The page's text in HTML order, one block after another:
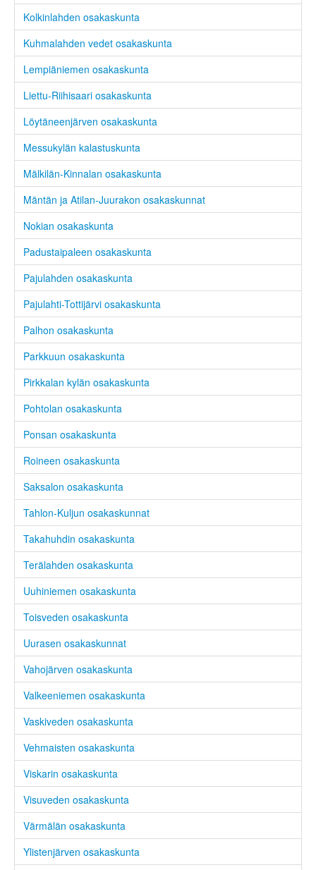
Kolkinlahden osakaskunta
Kuhmalahden vedet osakaskunta
Lempiäniemen osakaskunta
Liettu-Riihisaari osakaskunta
Löytäneenjärven osakaskunta
Messukylän kalastuskunta
Mälkilän-Kinnalan osakaskunta
Mäntän ja Atilan-Juurakon osakaskunnat
Nokian osakaskunta
Padustaipaleen osakaskunta
Pajulahden osakaskunta
Pajulahti-Tottijärvi osakaskunta
Palhon osakaskunta
Parkkuun osakaskunta
Pirkkalan kylän osakaskunta
Pohtolan osakaskunta
Ponsan osakaskunta
Roineen osakaskunta
Saksalon osakaskunta
Tahlon-Kuljun osakaskunnat
Takahuhdin osakaskunta
Terälahden osakaskunta
Uuhiniemen osakaskunta
Toisveden osakaskunta
Uurasen osakaskunnat
Vahojärven osakaskunta
Valkeeniemen osakaskunta
Vaskiveden osakaskunta
Vehmaisten osakaskunta
Viskarin osakaskunta
Visuveden osakaskunta
Värmälän osakaskunta
Ylistenjärven osakaskunta